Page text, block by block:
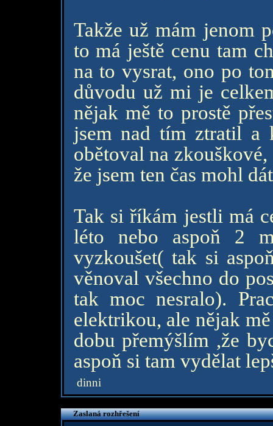
Takže už mám jenom
to má ještě cenu tam
na to vysrat, ono po
důvodu už mi je
nějak mě to prostě
jsem nad tím ztratil a
obětoval na
že jsem ten čas mohl
Tak si říkám jestli má
léto nebo aspoň 2
vyzkoušet( tak si
věnoval všechno do
tak moc nesralo).
elektrikou, ale nějak
dobu přemýšlím ,že
aspoň si tam vydělat
dinni
Zaslaná rozhřešení